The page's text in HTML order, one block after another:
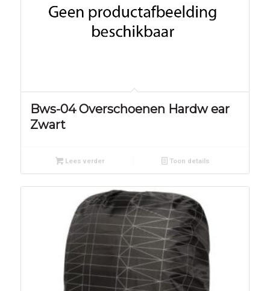
Bws-04 Overschoenen Hardw ear
Zwart
Lees verder Toon details